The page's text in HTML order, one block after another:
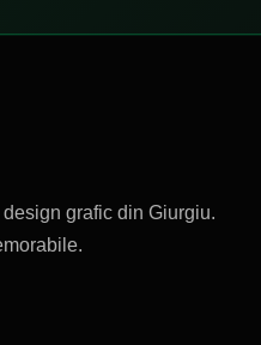
grafic din Giurgiu.